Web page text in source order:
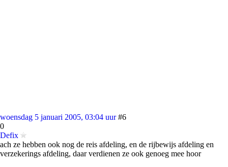
woensdag 5 januari 2005, 03:04 uur #6
0
Defix
ach ze hebben ook nog de reis afdeling, en de rijbewijs afdeling en
verzekerings afdeling, daar verdienen ze ook genoeg mee hoor